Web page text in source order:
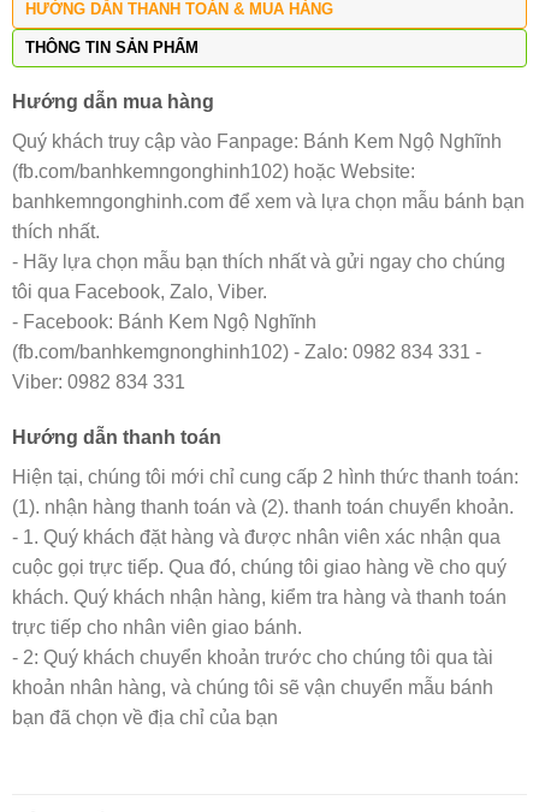
HƯỚNG DẪN THANH TOÁN & MUA HÀNG
THÔNG TIN SẢN PHẨM
Hướng dẫn mua hàng
Quý khách truy cập vào Fanpage: Bánh Kem Ngộ Nghĩnh
(fb.com/banhkemngonghinh102) hoặc Website:
banhkemngonghinh.com để xem và lựa chọn mẫu bánh bạn
thích nhất.
- Hãy lựa chọn mẫu bạn thích nhất và gửi ngay cho chúng
tôi qua Facebook, Zalo, Viber.
- Facebook: Bánh Kem Ngộ Nghĩnh
(fb.com/banhkemgnonghinh102) - Zalo: 0982 834 331 -
Viber: 0982 834 331
Hướng dẫn thanh toán
Hiện tại, chúng tôi mới chỉ cung cấp 2 hình thức thanh toán:
(1). nhận hàng thanh toán và (2). thanh toán chuyển khoản.
- 1. Quý khách đặt hàng và được nhân viên xác nhận qua
cuộc gọi trực tiếp. Qua đó, chúng tôi giao hàng về cho quý
khách. Quý khách nhận hàng, kiểm tra hàng và thanh toán
trực tiếp cho nhân viên giao bánh.
- 2: Quý khách chuyển khoản trước cho chúng tôi qua tài
khoản nhân hàng, và chúng tôi sẽ vận chuyển mẫu bánh
bạn đã chọn về địa chỉ của bạn